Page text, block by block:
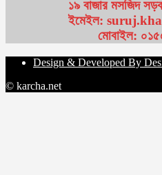
১৯ বাজার মসজিদ
ইমেইল:
মোবাইল:
Design & Developed By
© karcha.net